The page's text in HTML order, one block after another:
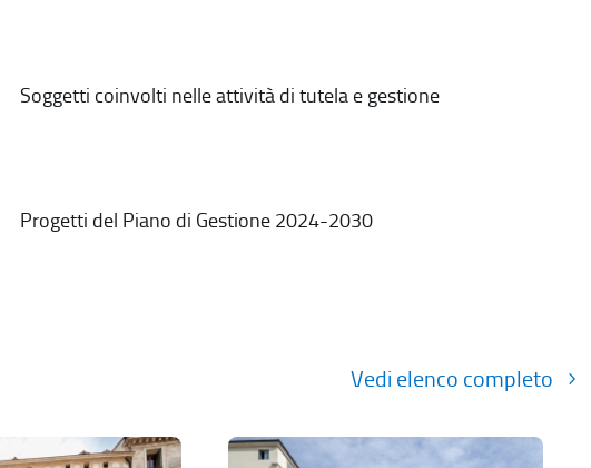
Soggetti coinvolti nelle attività di tutela e gestione
Progetti del Piano di Gestione 2024-2030
Vedi elenco completo